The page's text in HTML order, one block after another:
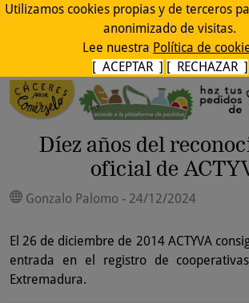
Utilizamos cookies propias y de terceros
anonimizado de visitas.
Lee nuestra Política de
[ ACEPTAR ] [ RECHAZAR ]
Díez años del
oficial de
Gonzalo Palomo - 24/12/2024
El 26 de diciembre de 2014 ACTYVA
entrada en el registro de
Extremadura.